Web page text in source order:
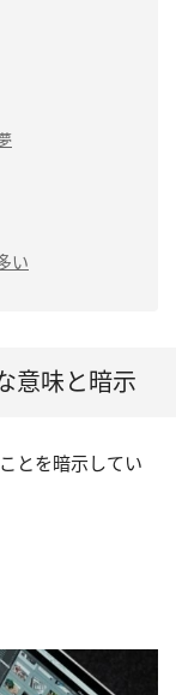
い
意味と暗示
とを暗示してい